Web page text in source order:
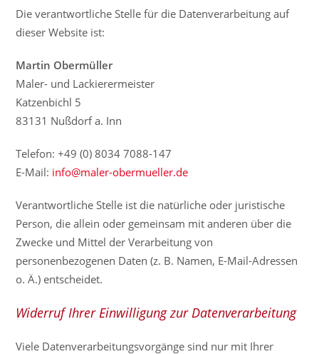
Die verantwortliche Stelle für die Datenverarbeitung auf
dieser Website ist:
Martin Obermüller
Maler- und Lackierermeister
Katzenbichl 5
83131 Nußdorf a. Inn
Telefon: +49 (0) 8034 7088-147
E-Mail: info@maler-obermueller.de
Verantwortliche Stelle ist die natürliche oder juristische
Person, die allein oder gemeinsam mit anderen über die
Zwecke und Mittel der Verarbeitung von
personenbezogenen Daten (z. B. Namen, E-Mail-Adressen
o. Ä.) entscheidet.
Widerruf Ihrer Einwilligung zur Datenverarbeitung
Viele Datenverarbeitungsvorgänge sind nur mit Ihrer